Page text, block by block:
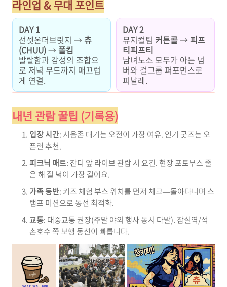
라인업 & 무대 포인트
DAY 1
선셋온더브릿지 → 츄
(CHUU)→ 폴킴
발랄함과 감성의 조합으
로 저녁 무드까지 매끄럽
게 연결.
DAY 2
뮤지컬팀 커튼콜→ 피프
티피프티
남녀노소 모두가 아는 넘
버와 걸그룹 퍼포먼스로
피날레.
내년 관람 꿀팁 (기록용)
입장 시간: 시음존 대기는 오전이 가장 여유. 인기 굿즈는 오
픈런 추천.
피크닉 매트: 잔디 앞 라이브 관람 시 요긴. 현장 포토부스 줄
은 해 질 녘이 가장 길어요.
가족 동반: 키즈 체험 부스 위치를 먼저 체크—돌아다니며 스
탬프 미션으로 동선 최적화.
교통: 대중교통 권장(주말 야외 행사 동시 다발). 잠실역/석
촌호수 쪽 보행 동선이 빠릅니다.